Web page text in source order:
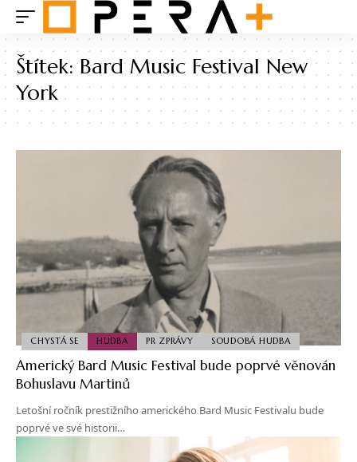
Štítek:Bard Music Festival New
York
CHYSTÁ SE HUDBA PR ZPRÁVY SOUDOBÁ HUDBA
Americký Bard Music Festival bude poprvé věnován
Bohuslavu Martinů
Letošní ročník prestižního amerického Bard Music Festivalu bude
poprvé ve své historii…